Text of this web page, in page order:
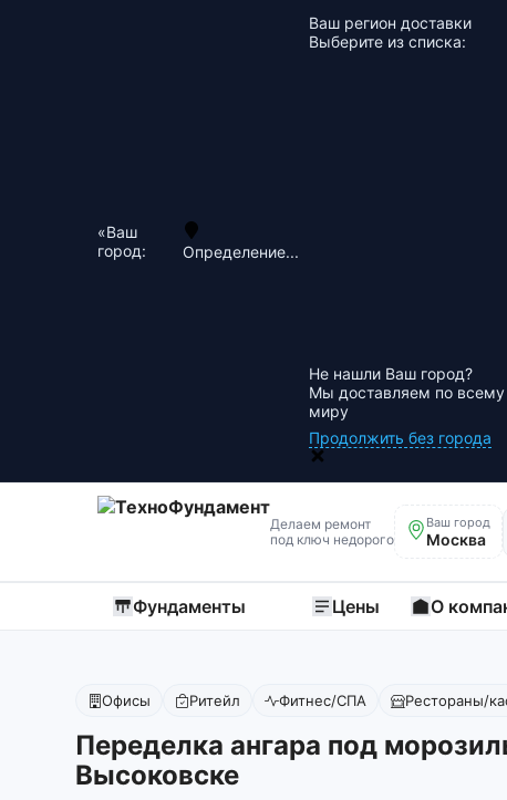
«Ваш
город:
Определение...
Ваш регион доставки
Выберите из списка:
Не нашли Ваш город?
Мы доставляем по всему
миру
Продолжить без города
Делаем ремонт
под ключ недорого
Ваш город
Москва
Фундаменты Цены О
Офисы Ритейл Фитнес/СПА Рестораны/
Переделка ангара под
Высоковске